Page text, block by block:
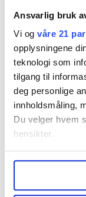
Ansvarlig bruk
Vi og våre 21
opplysningene
teknologi som
tilgang til
deg personlige
innholdsmåling,
Du velger hvem
hensikter.
Undermer info
data behandles
brukes. Du kan
Flere